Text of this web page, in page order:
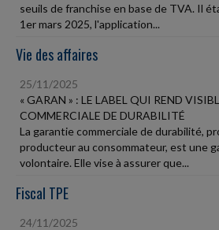
seuils de franchise en base de TVA. Il
1er mars 2025, l'application...
Vie des affaires
25/11/2025
« GARAN » : LE LABEL QUI REND
COMMERCIALE DE DURABILITÉ
La garantie commerciale de durabilité,
producteur au consommateur, est une
volontaire. Elle vise à assurer que...
Fiscal TPE
24/11/2025